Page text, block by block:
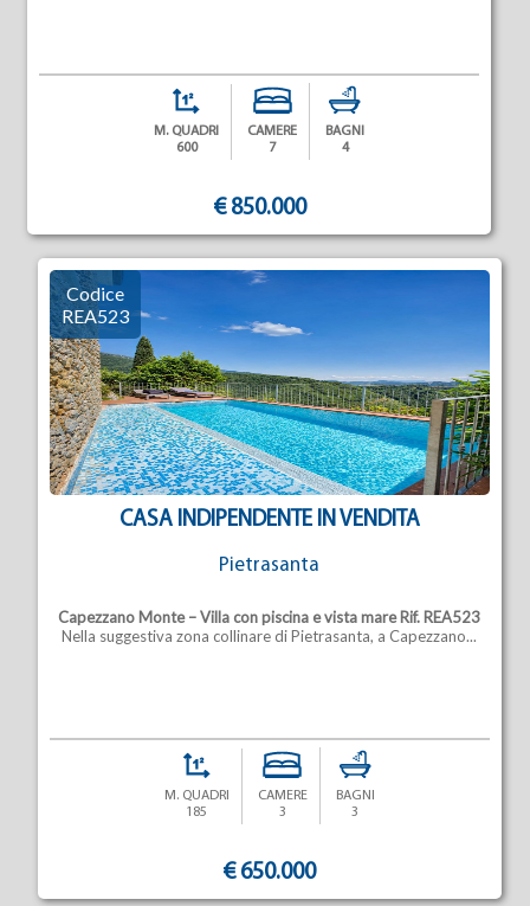
M. QUADRI
600
CAMERE
7
BAGNI
4
€ 850.000
CASA INDIPENDENTE IN VENDITA
Pietrasanta
Codice
REA523
Capezzano Monte – Villa con piscina e vista mare Rif. REA523
Nella suggestiva zona collinare di Pietrasanta, a Capezzano...
M. QUADRI
185
CAMERE
3
BAGNI
3
€ 650.000